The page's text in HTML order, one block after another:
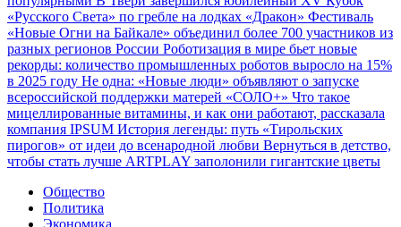
«Русского Света» по гребле на лодках «Дракон» Фестиваль
«Новые Огни на Байкале» объединил более 700 участников из
разных регионов России Роботизация в мире бьет новые
рекорды: количество промышленных роботов выросло на 15%
в 2025 году Не одна: «Новые люди» объявляют о запуске
всероссийской поддержки матерей «СОЛО+» Что такое
мицеллированные витамины, и как они работают, рассказала
компания IPSUM История легенды: путь «Тирольских
пирогов» от идеи до всенародной любви Вернуться в детство,
чтобы стать лучше ARTPLAY заполонили гигантские цветы
Общество
Политика
Экономика